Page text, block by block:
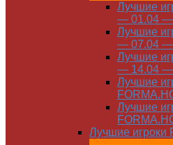
Лучшие
— 01.04 —
Лучшие
— 07.04 —
Лучшие
— 14.04 —
Лучшие
Лучшие
Лучшие игроки